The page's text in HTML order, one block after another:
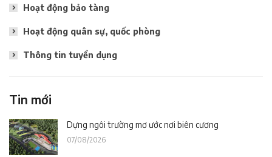
Hoạt động bảo tàng
Hoạt động quân sự, quốc phòng
Thông tin tuyển dụng
Tin mới
Dựng ngôi trường mơ ước nơi biên cương
07/08/2026